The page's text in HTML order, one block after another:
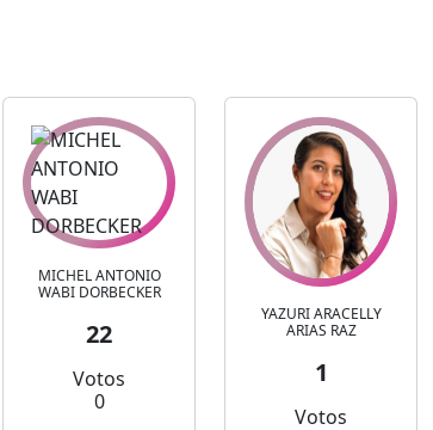
MICHEL ANTONIO
WABI DORBECKER
22
Votos
0
YAZURI ARACELLY
ARIAS RAZ
1
Votos